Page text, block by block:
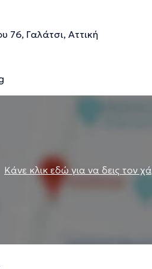
76, Γαλάτσι, Αττική
Κάνε κλικ εδώ για να δεις τον